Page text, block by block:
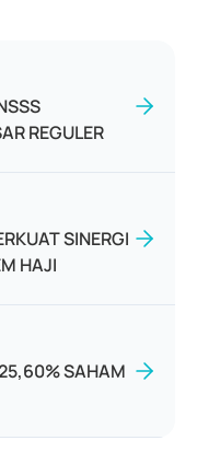
REGULER
SINERGI
HAJI
SAHAM